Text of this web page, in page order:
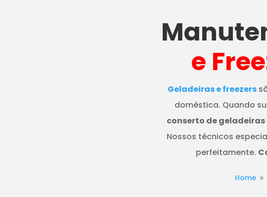
e
Geladeiras e freezers
doméstica. Quando
conserto de geladeiras
Nossos técnicos
perfeitamente.
Home 9